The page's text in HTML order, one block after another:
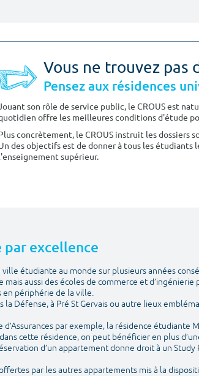
Vous ne trouvez pas
Pensez aux résidences
son rôle de service public, le CROUS est
offre les meilleures conditions d'étude
concrètement, le CROUS instruit les dossiers
des objectifs est de donner à tous les étudiants
supérieur.
excellence
étudiante au monde sur plusieurs années
aussi des écoles de commerce et d’ingénierie
en périphérie de la ville.
la Défense, à Pré St Gervais ou autre lieux
d’Assurances par exemple, la résidence
cette résidence, on peut bénéficier en plus
d’un appartement donne droit à un
par les autres appartements mis à la